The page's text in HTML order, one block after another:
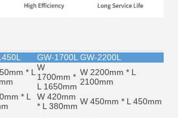
GW-1700L GW-2200L
* L W
1700mm *
L 1650mm
W 2200mm * L
2100mm
* L
W 420mm
* L 380mm W 450mm * L 450mm